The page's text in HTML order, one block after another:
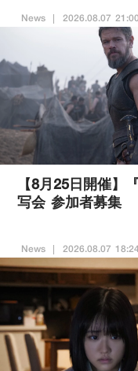
News 2026.08.07 21:00
【8月25日開催】
写会 参加者募集
News 2026.08.07 18:24